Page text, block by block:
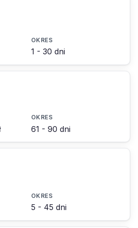
1 - 30 dni
61 - 90 dni
5 - 45 dni